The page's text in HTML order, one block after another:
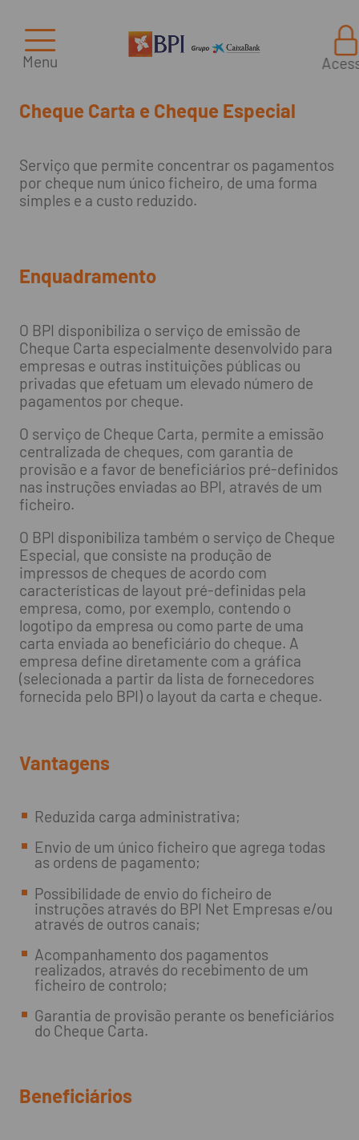
Menu
Cheque Carta e Cheque Especial
Serviço que permite concentrar os pagamentos
por cheque num único ficheiro, de uma forma
simples e a custo reduzido.
Enquadramento
O BPI disponibiliza o serviço de emissão de
Cheque Carta especialmente desenvolvido para
empresas e outras instituições públicas ou
privadas que efetuam um elevado número de
pagamentos por cheque.
O serviço de Cheque Carta, permite a emissão
centralizada de cheques, com garantia de
provisão e a favor de beneficiários pré-definidos
nas instruções enviadas ao BPI, através de um
ficheiro.
O BPI disponibiliza também o serviço de Cheque
Especial, que consiste na produção de
impressos de cheques de acordo com
características de layout pré-definidas pela
empresa, como, por exemplo, contendo o
logotipo da empresa ou como parte de uma
carta enviada ao beneficiário do cheque. A
empresa define diretamente com a gráfica
(selecionada a partir da lista de fornecedores
fornecida pelo BPI) o layout da carta e cheque.
Vantagens
Reduzida carga administrativa;
Envio de um único ficheiro que agrega todas
as ordens de pagamento;
Possibilidade de envio do ficheiro de
instruções através do BPI Net Empresas e/ou
através de outros canais;
Acompanhamento dos pagamentos
realizados, através do recebimento de um
ficheiro de controlo;
Garantia de provisão perante os beneficiários
do Cheque Carta.
Beneficiários